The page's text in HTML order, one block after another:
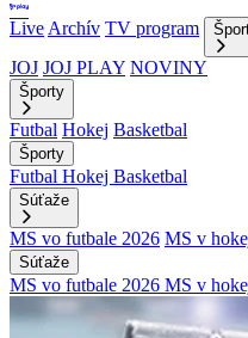
Live Archív TV program
JOJ JOJ PLAY NOVINY
Športy
Futbal Hokej Basketbal
Športy
Futbal Hokej Basketbal
Súťaže
MS vo futbale 2026 MS v
Súťaže
MS vo futbale 2026 MS v